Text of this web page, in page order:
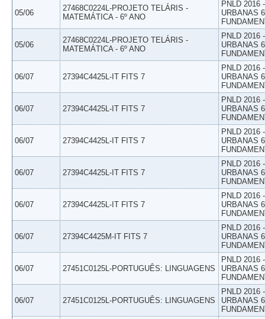
05/06
27468C0224L-PROJETO TELÁRIS -
MATEMÁTICA - 6º ANO
PNLD 2016
URBANAS
05/06
27468C0224L-PROJETO TELÁRIS -
MATEMÁTICA - 6º ANO
PNLD 2016
URBANAS
06/07 27394C4425L-IT FITS 7
PNLD 2016
URBANAS
06/07 27394C4425L-IT FITS 7
PNLD 2016
URBANAS
06/07 27394C4425L-IT FITS 7
PNLD 2016
URBANAS
06/07 27394C4425L-IT FITS 7
PNLD 2016
URBANAS
06/07 27394C4425L-IT FITS 7
PNLD 2016
URBANAS
06/07 27394C4425M-IT FITS 7
PNLD 2016
URBANAS
06/07 27451C0125L-PORTUGUÊS: LINGUAGENS
PNLD 2016
URBANAS
06/07 27451C0125L-PORTUGUÊS: LINGUAGENS
PNLD 2016
URBANAS